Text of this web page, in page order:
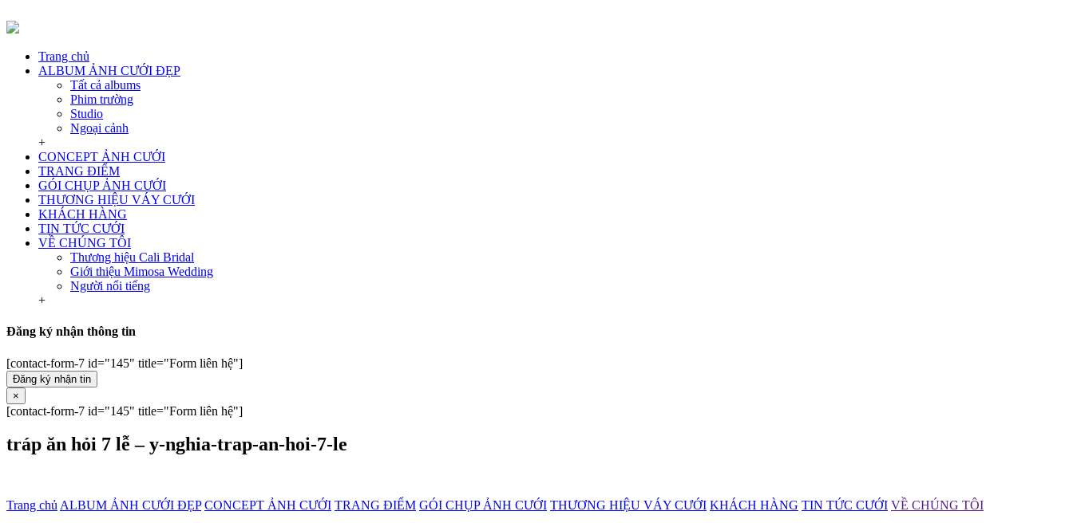
Trang chủ
ALBUM ẢNH CƯỚI ĐẸP
Tất cả albums
Phim trường
Studio
Ngoại cảnh
+
CONCEPT ẢNH CƯỚI
TRANG ĐIỂM
GÓI CHỤP ẢNH CƯỚI
THƯƠNG HIỆU VÁY CƯỚI
KHÁCH HÀNG
TIN TỨC CƯỚI
VỀ CHÚNG TÔI
Thương hiệu Cali Bridal
Giới thiệu Mimosa Wedding
Người nổi tiếng
+
Đăng ký nhận thông tin
[contact-form-7 id="145" title="Form liên hệ"]
Đăng ký nhận tin
×
[contact-form-7 id="145" title="Form liên hệ"]
tráp ăn hỏi 7 lễ – y-nghia-trap-an-hoi-7-le
Trang chủ ALBUM ẢNH CƯỚI ĐẸP CONCEPT ẢNH CƯỚI TRANG ĐIỂM GÓI CHỤP ẢNH CƯỚI THƯƠNG HIỆU VÁY CƯỚI KHÁCH HÀNG TIN TỨC CƯỚI VỀ CHÚNG TÔI